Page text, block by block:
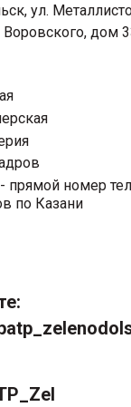
ул.
Воровского, дом
- прямой номер
по Казани